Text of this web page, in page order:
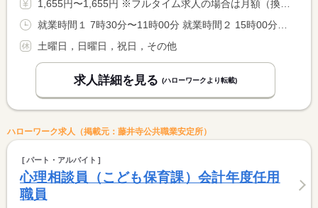
1,655円〜1,655円 ※フルタイム求人の場合は月額（換算額）、パート求人の場合は時間額を表示しています。
土曜日，日曜日，祝日，その他
求人詳細を見る (ハローワークより転載)
ハローワーク求人（掲載元：藤井寺公共職業安定所）
パート・アルバイト
心理相談員（こども保育課）会計年度任用
職員